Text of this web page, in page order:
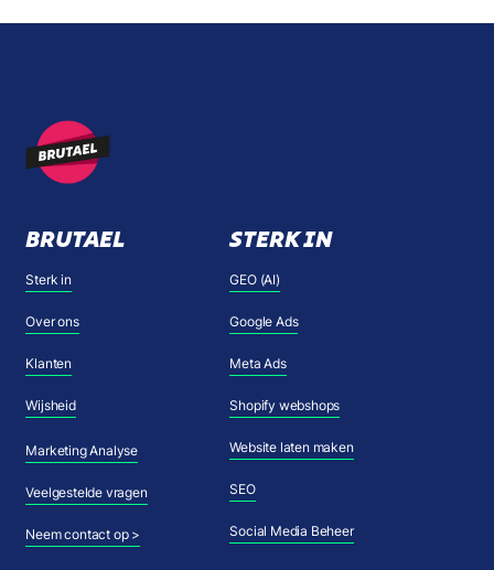
BRUTAEL
Sterk in
Over ons
Klanten
Wijsheid
Marketing Analyse
Veelgestelde vragen
Neem contact op >
STERK IN
GEO (AI)
Google Ads
Meta Ads
Shopify webshops
Website laten maken
SEO
Social Media Beheer